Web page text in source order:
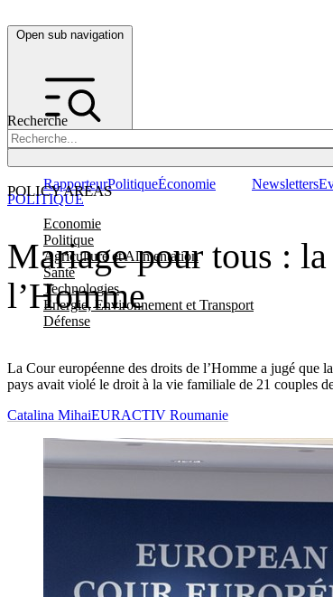
Open sub navigation
Recherche
POLICY AREAS
Economie
Politique
Agriculture et Alimentation
Santé
Technologies
Energie, Environnement et Transport
Défense
RapporteurPolitiqueÉconomie Newsletters
Mariage pour tous :
l’Homme
La Cour européenne des droits de l’Homme a jugé que
pays avait violé le droit à la vie familiale de 21 couples
POLITIQUE
Catalina MihaiEURACTIV Roumanie